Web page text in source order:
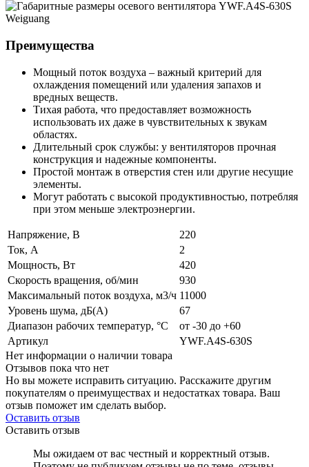
Преимущества
Мощный поток воздуха – важный критерий для
охлаждения помещений или удаления запахов и
вредных веществ.
Тихая работа, что предоставляет возможность
использовать их даже в чувствительных к звукам
областях.
Длительный срок службы: у вентиляторов прочная
конструкция и надежные компоненты.
Простой монтаж в отверстия стен или другие несущие
элементы.
Могут работать с высокой продуктивностью, потребляя
при этом меньше электроэнергии.
Напряжение, В
220
Ток, А
2
Мощность, Вт
420
Скорость вращения, об/мин
930
Максимальный поток воздуха, м3/ч 11000
Уровень шума, дБ(А)
67
Диапазон рабочих температур, °C
от -30 до +60
Артикул
YWF.A4S-630S
Нет информации о наличии товара
Отзывов пока что нет
Но вы можете исправить ситуацию. Расскажите другим
покупателям о преимуществах и недостатках товара. Ваш
отзыв поможет им сделать выбор.
Оставить отзыв
Оставить отзыв
Мы ожидаем от вас честный и корректный отзыв.